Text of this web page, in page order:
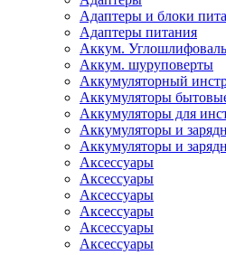
Адаптеры и блоки
Адаптеры питания
Аккум.
Аккум. шуруповерты
Аккумуляторный
Аккумуляторы
Аккумуляторы для
Аккумуляторы и
Аккумуляторы и
Аксессуары
Аксессуары
Аксессуары
Аксессуары
Аксессуары
Аксессуары